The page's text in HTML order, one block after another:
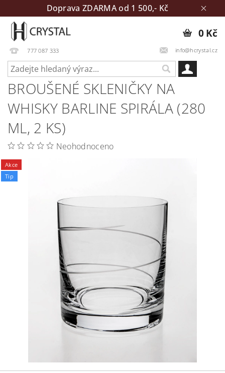
Doprava ZDARMA od 1 500,- Kč
777 087 333 info@hcrystal.cz
0 Kč
BROUŠENÉ SKLENIČKY NA
WHISKY BARLINE SPIRÁLA (280
ML, 2 KS)
Neohodnoceno
Akce
Tip